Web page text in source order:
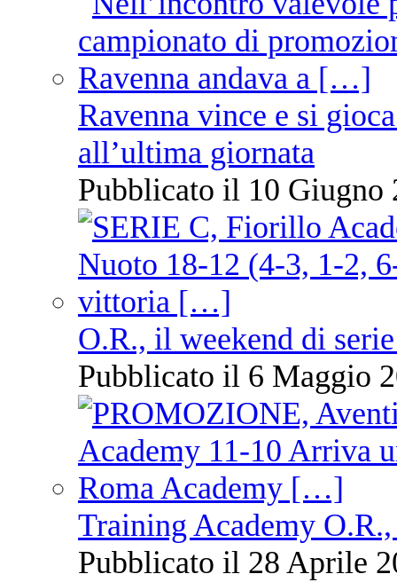
Ravenna vince e si
all’ultima giornata
Pubblicato il 10 Giugno
O.R., il weekend di
Pubblicato il 6 Maggio
Training Academy
Pubblicato il 28 Aprile